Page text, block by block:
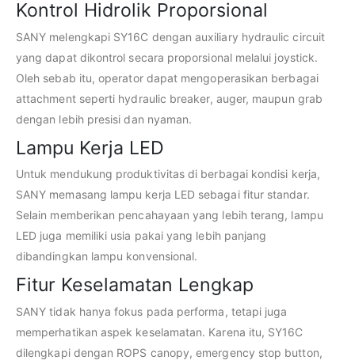
Kontrol Hidrolik Proporsional
SANY melengkapi SY16C dengan auxiliary hydraulic circuit
yang dapat dikontrol secara proporsional melalui joystick.
Oleh sebab itu, operator dapat mengoperasikan berbagai
attachment seperti hydraulic breaker, auger, maupun grab
dengan lebih presisi dan nyaman.
Lampu Kerja LED
Untuk mendukung produktivitas di berbagai kondisi kerja,
SANY memasang lampu kerja LED sebagai fitur standar.
Selain memberikan pencahayaan yang lebih terang, lampu
LED juga memiliki usia pakai yang lebih panjang
dibandingkan lampu konvensional.
Fitur Keselamatan Lengkap
SANY tidak hanya fokus pada performa, tetapi juga
memperhatikan aspek keselamatan. Karena itu, SY16C
dilengkapi dengan ROPS canopy, emergency stop button,